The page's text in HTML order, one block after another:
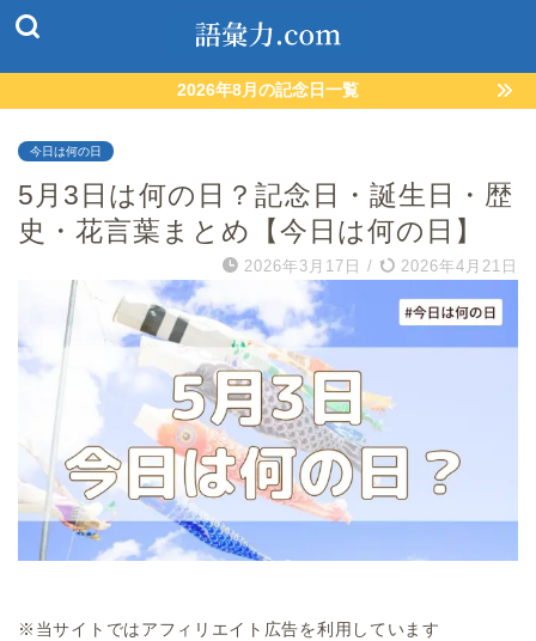
2026年8月の記念日一覧
今日は何の日
5月3日は何の日？記念日・誕生日・歴
史・花言葉まとめ【今日は何の日】
2026年3月17日 / 2026年4月21日
※当サイトではアフィリエイト広告を利用しています